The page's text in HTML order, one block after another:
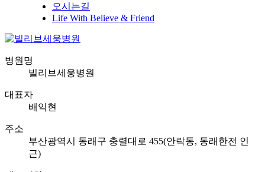
오시는길
Life With Believe & Friend
병원명
빌리브세웅병원
대표자
배익현
주소
부산광역시 동래구 충렬대로 455(안락동, 동래한전 인
근)